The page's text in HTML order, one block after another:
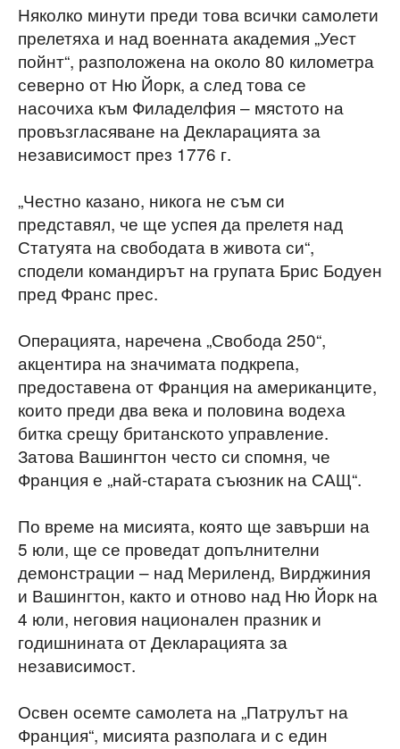
Няколко минути преди това всички самолети
прелетяха и над военната академия „Уест
пойнт“, разположена на около 80 километра
северно от Ню Йорк, а след това се
насочиха към Филаделфия – мястото на
провъзгласяване на Декларацията за
независимост през 1776 г.
„Честно казано, никога не съм си
представял, че ще успея да прелетя над
Статуята на свободата в живота си“,
сподели командирът на групата Брис Бодуен
пред Франс прес.
Операцията, наречена „Свобода 250“,
акцентира на значимата подкрепа,
предоставена от Франция на американците,
които преди два века и половина водеха
битка срещу британското управление.
Затова Вашингтон често си спомня, че
Франция е „най-старата съюзник на САЩ“.
По време на мисията, която ще завърши на
5 юли, ще се проведат допълнителни
демонстрации – над Мериленд, Вирджиния
и Вашингтон, както и отново над Ню Йорк на
4 юли, неговия национален празник и
годишнината от Декларацията за
независимост.
Освен осемте самолета на „Патрулът на
Франция“, мисията разполага и с един